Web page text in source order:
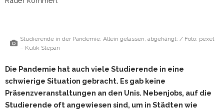
Studierende in der Pandemie: Allein gelassen, abgehängt: / Foto: pexel
– Kulik Stepan
Die Pandemie hat auch viele Studierende in eine
schwierige Situation gebracht. Es gab keine
Präsenzveranstaltungen an den Unis. Nebenjobs, auf die
Studierende oft angewiesen sind, um in Städten wie